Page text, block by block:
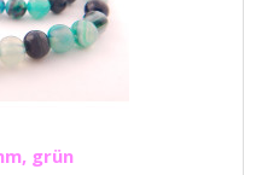
grün